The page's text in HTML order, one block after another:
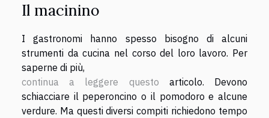
Il macinino
I gastronomi hanno spesso bisogno di alcuni
strumenti da cucina nel corso del loro lavoro. Per
saperne di più,
continua a leggere questo articolo. Devono
schiacciare il peperoncino o il pomodoro e alcune
verdure. Ma questi diversi compiti richiedono tempo